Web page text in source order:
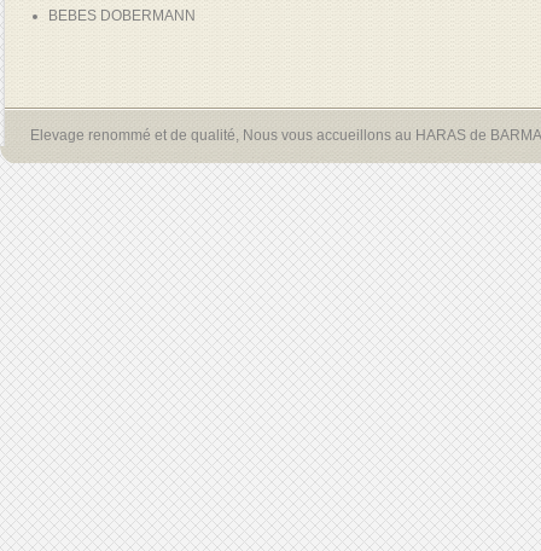
BEBES DOBERMANN
Elevage renommé et de qualité, Nous vous accueillons au HARAS de